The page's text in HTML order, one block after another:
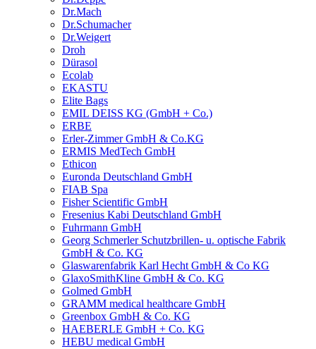
Dr.Mach
Dr.Schumacher
Dr.Weigert
Droh
Dürasol
Ecolab
EKASTU
Elite Bags
EMIL DEISS KG (GmbH + Co.)
ERBE
Erler-Zimmer GmbH & Co.KG
ERMIS MedTech GmbH
Ethicon
Euronda Deutschland GmbH
FIAB Spa
Fisher Scientific GmbH
Fresenius Kabi Deutschland GmbH
Fuhrmann GmbH
Georg Schmerler Schutzbrillen- u. optische Fabrik
GmbH & Co. KG
Glaswarenfabrik Karl Hecht GmbH & Co KG
GlaxoSmithKline GmbH & Co. KG
Golmed GmbH
GRAMM medical healthcare GmbH
Greenbox GmbH & Co. KG
HAEBERLE GmbH + Co. KG
HEBU medical GmbH